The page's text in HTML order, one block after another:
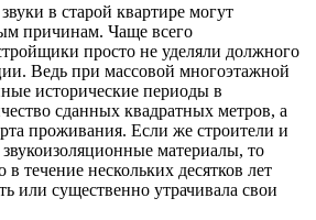
в старой квартире могут
причинам. Чаще всего
просто не уделяли должного
Ведь при массовой многоэтажной
исторические периоды в
сданных квадратных метров, а
проживания. Если же строители и
материалы, то
в течение нескольких десятков лет
или существенно утрачивала свои